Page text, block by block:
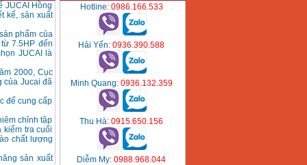
JUCAI Hồng
kế, sản xuất
phẩm của
7.5HP đến
JUCAI là
2000, Cục
của Jucai đã
để cung cấp
chỉnh tập
kiểm tra cuối
chất lượng
sản xuất
Hotline: 0986.166.533
Hải Yến: 0936.390.588
Minh Quang: 0936.132.359
Thu Hà: 0915.650.156
Diễm My: 0988.968.044